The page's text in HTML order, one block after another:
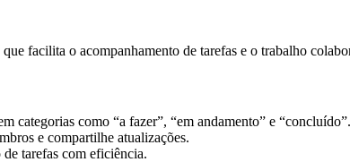
facilita o acompanhamento de tarefas e o trabalho
categorias como “a fazer”, “em andamento” e “concluído”.
e compartilhe atualizações.
tarefas com eficiência.